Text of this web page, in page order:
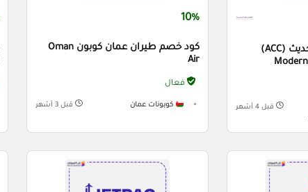
كود خصم المصمم الحديث (ACC)
قبل 4 أشهر
10%
كود خصم طيران عمان كوبون Oman
Air
فعال
كوبونات عمان قبل 3 أشهر